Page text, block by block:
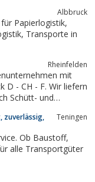
Albbruck
Papierlogistik,
Rheinfelden
mit
D - CH - F. Wir liefern
Schütt- und
zuverlässig,
Teningen
alle Transportgüter